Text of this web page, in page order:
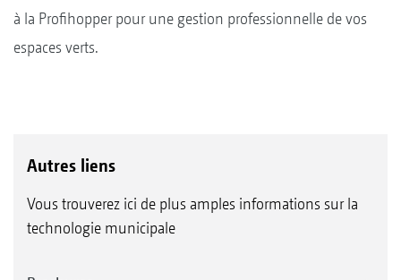
à la Profihopper pour une gestion professionnelle de vos
espaces verts.
Autres liens
Vous trouverez ici de plus amples informations sur la
technologie municipale